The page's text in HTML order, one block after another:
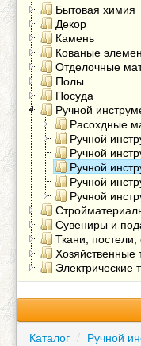
Бытовая химия
Декор
Камень
Кованые
Отделочные
Полы
Посуда
Ручной
Расохдные
Ручной
Ручной
Ручной
Ручной
Ручной
Сувениры и
Ткани, постели,
Электрические
Каталог / Ручной